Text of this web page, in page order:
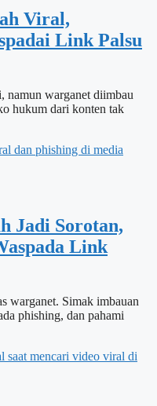
Viral,
Link Palsu
warganet diimbau
hukum dari konten tak
Jadi Sorotan,
Link
warganet. Simak imbauan
phishing, dan pahami